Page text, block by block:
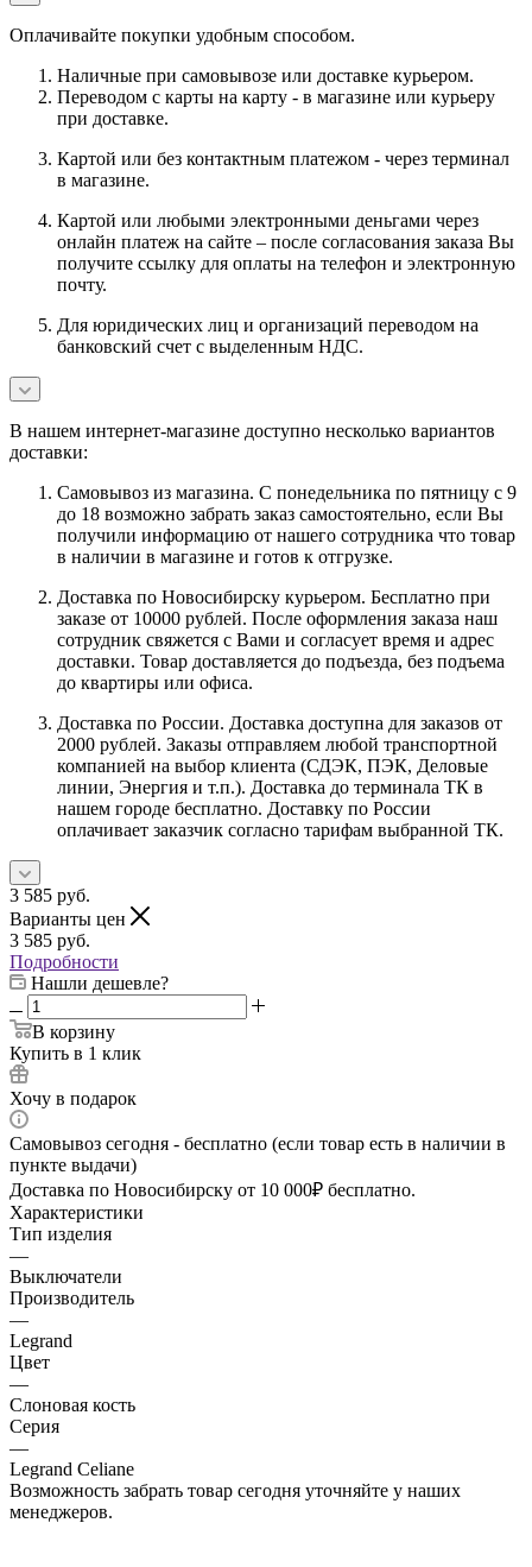
Оплачивайте покупки удобным способом.
Наличные при самовывозе или доставке курьером.
Переводом с карты на карту - в магазине или курьеру
при доставке.
Картой или без контактным платежом - через терминал
в магазине.
Картой или любыми электронными деньгами через
онлайн платеж на сайте – после согласования заказа Вы
получите ссылку для оплаты на телефон и электронную
почту.
Для юридических лиц и организаций переводом на
банковский счет с выделенным НДС.
В нашем интернет-магазине доступно несколько вариантов
доставки:
Самовывоз из магазина. С понедельника по пятницу с 9
до 18 возможно забрать заказ самостоятельно, если Вы
получили информацию от нашего сотрудника что товар
в наличии в магазине и готов к отгрузке.
Доставка по Новосибирску курьером. Бесплатно при
заказе от 10000 рублей. После оформления заказа наш
сотрудник свяжется с Вами и согласует время и адрес
доставки. Товар доставляется до подъезда, без подъема
до квартиры или офиса.
Доставка по России. Доставка доступна для заказов от
2000 рублей. Заказы отправляем любой транспортной
компанией на выбор клиента (СДЭК, ПЭК, Деловые
линии, Энергия и т.п.). Доставка до терминала ТК в
нашем городе бесплатно. Доставку по России
оплачивает заказчик согласно тарифам выбранной ТК.
3 585 руб.
Варианты цен
3 585 руб.
Подробности
Нашли дешевле?
В корзину
Купить в 1 клик
Хочу в подарок
Самовывоз сегодня - бесплатно (если товар есть в наличии в
пункте выдачи)
Доставка по Новосибирску от 10 000₽ бесплатно.
Характеристики
Тип изделия
—
Выключатели
Производитель
—
Legrand
Цвет
—
Слоновая кость
Серия
—
Legrand Celiane
Возможность забрать товар сегодня уточняйте у наших
менеджеров.